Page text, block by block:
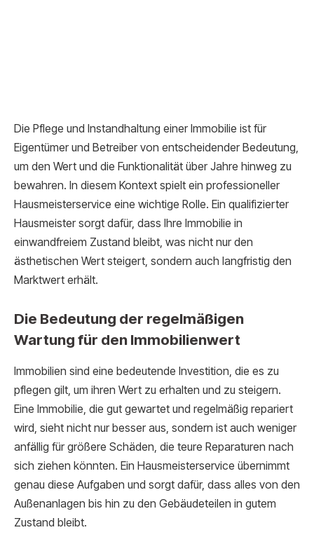
Die Pflege und Instandhaltung einer Immobilie ist für
Eigentümer und Betreiber von entscheidender Bedeutung,
um den Wert und die Funktionalität über Jahre hinweg zu
bewahren. In diesem Kontext spielt ein professioneller
Hausmeisterservice eine wichtige Rolle. Ein qualifizierter
Hausmeister sorgt dafür, dass Ihre Immobilie in
einwandfreiem Zustand bleibt, was nicht nur den
ästhetischen Wert steigert, sondern auch langfristig den
Marktwert erhält.
Die Bedeutung der regelmäßigen
Wartung für den Immobilienwert
Immobilien sind eine bedeutende Investition, die es zu
pflegen gilt, um ihren Wert zu erhalten und zu steigern.
Eine Immobilie, die gut gewartet und regelmäßig repariert
wird, sieht nicht nur besser aus, sondern ist auch weniger
anfällig für größere Schäden, die teure Reparaturen nach
sich ziehen könnten. Ein Hausmeisterservice übernimmt
genau diese Aufgaben und sorgt dafür, dass alles von den
Außenanlagen bis hin zu den Gebäudeteilen in gutem
Zustand bleibt.